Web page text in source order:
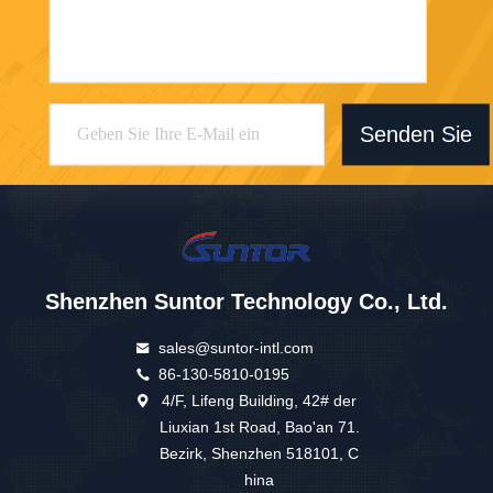
Senden Sie
Shenzhen Suntor Technology Co., Ltd.
sales@suntor-intl.com
86-130-5810-0195
4/F, Lifeng Building, 42# der
Liuxian 1st Road, Bao'an 71.
Bezirk, Shenzhen 518101, C
hina